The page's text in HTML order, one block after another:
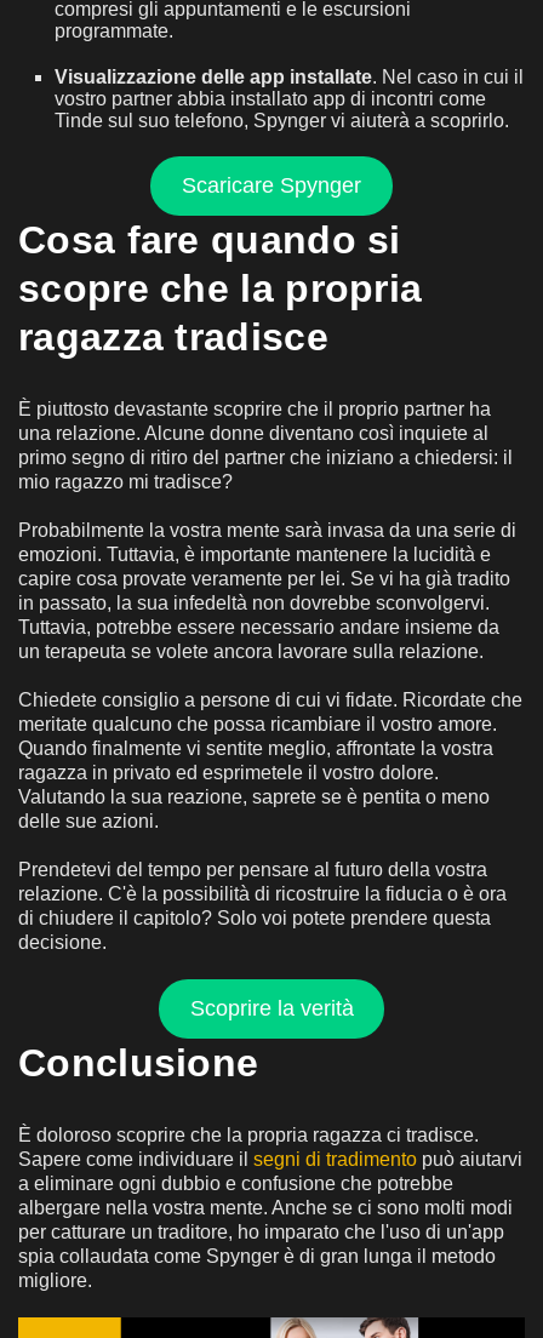
compresi gli appuntamenti e le escursioni
programmate.
Visualizzazione delle app installate. Nel caso in cui il
vostro partner abbia installato app di incontri come
Tinde sul suo telefono, Spynger vi aiuterà a scoprirlo.
Scaricare Spynger
Cosa fare quando si
scopre che la propria
ragazza tradisce
È piuttosto devastante scoprire che il proprio partner ha
una relazione. Alcune donne diventano così inquiete al
primo segno di ritiro del partner che iniziano a chiedersi: il
mio ragazzo mi tradisce?
Probabilmente la vostra mente sarà invasa da una serie di
emozioni. Tuttavia, è importante mantenere la lucidità e
capire cosa provate veramente per lei. Se vi ha già tradito
in passato, la sua infedeltà non dovrebbe sconvolgervi.
Tuttavia, potrebbe essere necessario andare insieme da
un terapeuta se volete ancora lavorare sulla relazione.
Chiedete consiglio a persone di cui vi fidate. Ricordate che
meritate qualcuno che possa ricambiare il vostro amore.
Quando finalmente vi sentite meglio, affrontate la vostra
ragazza in privato ed esprimetele il vostro dolore.
Valutando la sua reazione, saprete se è pentita o meno
delle sue azioni.
Prendetevi del tempo per pensare al futuro della vostra
relazione. C'è la possibilità di ricostruire la fiducia o è ora
di chiudere il capitolo? Solo voi potete prendere questa
decisione.
Scoprire la verità
Conclusione
È doloroso scoprire che la propria ragazza ci tradisce.
Sapere come individuare il segni di tradimento può aiutarvi
a eliminare ogni dubbio e confusione che potrebbe
albergare nella vostra mente. Anche se ci sono molti modi
per catturare un traditore, ho imparato che l'uso di un'app
spia collaudata come Spynger è di gran lunga il metodo
migliore.